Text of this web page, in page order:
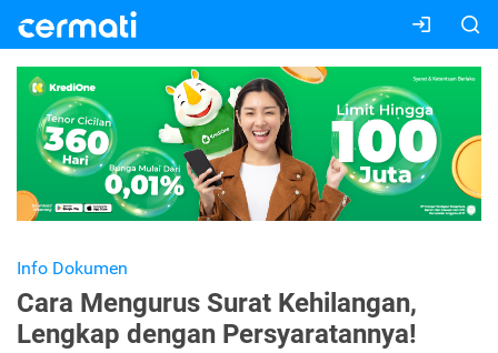
Info Dokumen
Cara Mengurus Surat Kehilangan,
Lengkap dengan Persyaratannya!